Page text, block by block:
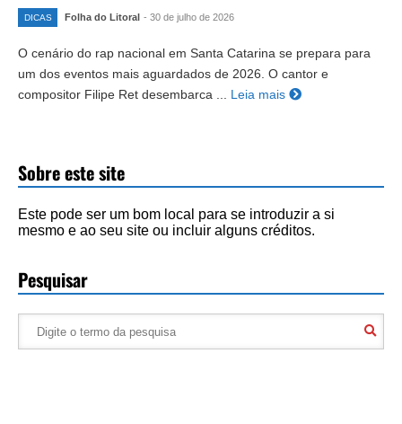
DICAS Folha do Litoral - 30 de julho de 2026
O cenário do rap nacional em Santa Catarina se prepara para
um dos eventos mais aguardados de 2026. O cantor e
compositor Filipe Ret desembarca ... Leia mais
Sobre este site
Este pode ser um bom local para se introduzir a si
mesmo e ao seu site ou incluir alguns créditos.
Pesquisar